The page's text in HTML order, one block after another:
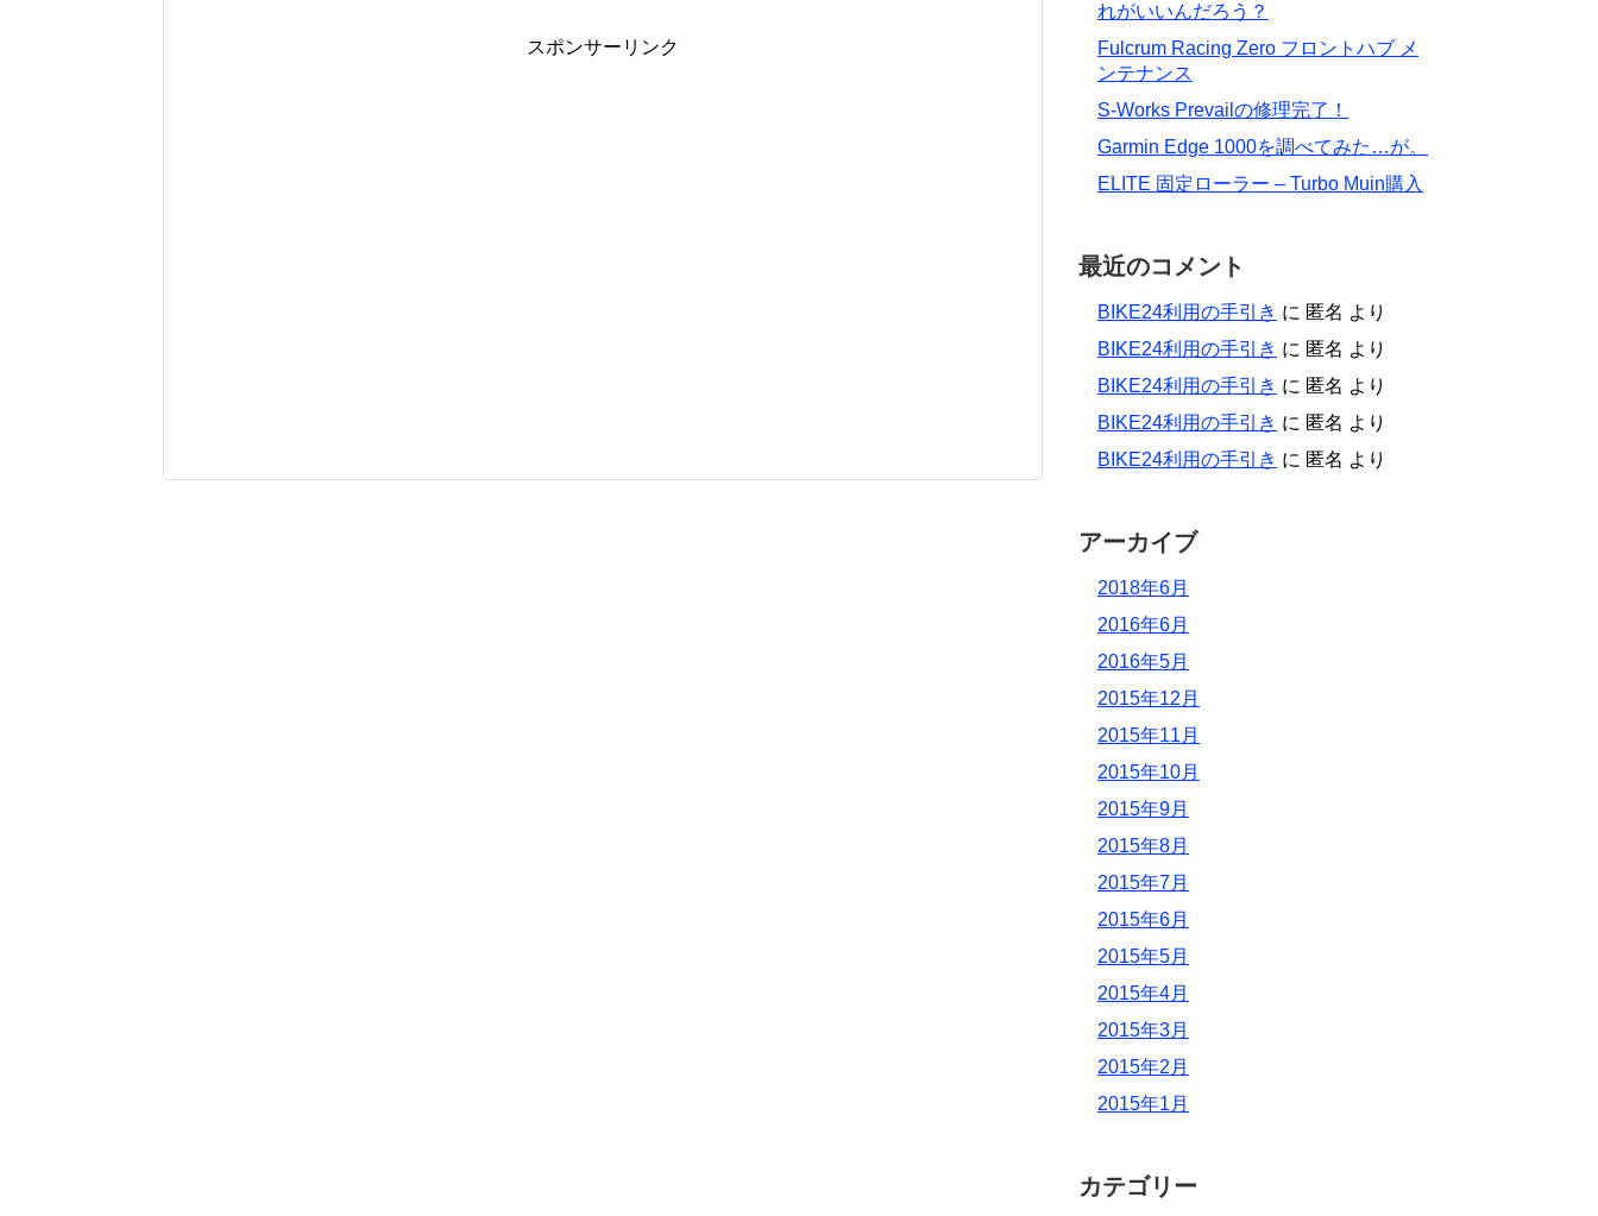
スポンサーリンク
れがいいんだろう？
Fulcrum Racing Zero フロントハブ メ
ンテナンス
S-Works Prevailの修理完了！
Garmin Edge 1000を調べてみた…が。
ELITE 固定ローラー – Turbo Muin購入
最近のコメント
BIKE24利用の手引き に 匿名 より
BIKE24利用の手引き に 匿名 より
BIKE24利用の手引き に 匿名 より
BIKE24利用の手引き に 匿名 より
BIKE24利用の手引き に 匿名 より
アーカイブ
2018年6月
2016年6月
2016年5月
2015年12月
2015年11月
2015年10月
2015年9月
2015年8月
2015年7月
2015年6月
2015年5月
2015年4月
2015年3月
2015年2月
2015年1月
カテゴリー